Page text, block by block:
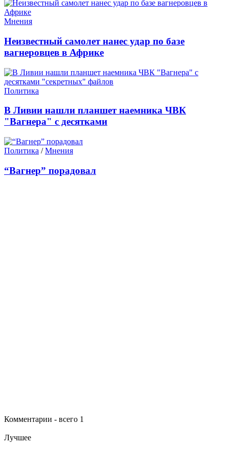
Мнения
Неизвестный самолет нанес удар по базе
вагнеровцев в Африке
Политика
В Ливии нашли планшет наемника ЧВК
"Вагнера" с десятками
Политика /Мнения
“Вагнер” порадовал
Комментарии - всего 1
Лучшее